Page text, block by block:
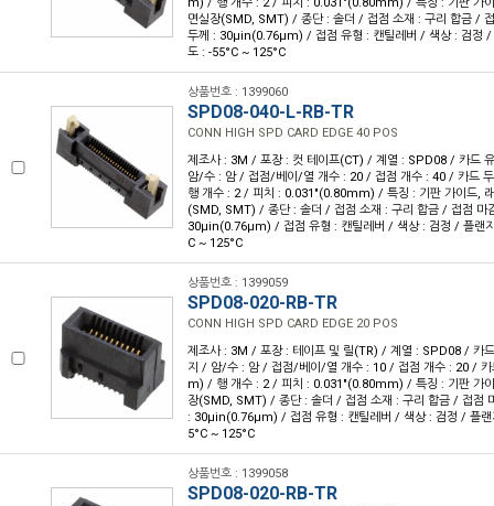
면실장(SMD, SMT) / 종단 : 솔더 / 접점 소재 : 구리 합금 /
두께 : 30µin(0.76µm) / 접점 유형 : 캔틸레버 / 색상 : 검정 /
도 : -55°C ~ 125°C
상품번호 : 1399060
SPD08-040-L-RB-TR
CONN HIGH SPD CARD EDGE 40 POS
제조사 : 3M / 포장 : 컷 테이프(CT) / 계열 : SPD08 / 카드
암/수 : 암 / 접점/베이/열 개수 : 20 / 접점 개수 : 40 / 카드
행 개수 : 2 / 피치 : 0.031"(0.80mm) / 특징 : 기판 가이드,
(SMD, SMT) / 종단 : 솔더 / 접점 소재 : 구리 합금 / 접점 마
30µin(0.76µm) / 접점 유형 : 캔틸레버 / 색상 : 검정 / 플랜
C ~ 125°C
상품번호 : 1399059
SPD08-020-RB-TR
CONN HIGH SPD CARD EDGE 20 POS
제조사 : 3M / 포장 : 테이프 및 릴(TR) / 계열 : SPD08 / 카
지 / 암/수 : 암 / 접점/베이/열 개수 : 10 / 접점 개수 : 20 /
m) / 행 개수 : 2 / 피치 : 0.031"(0.80mm) / 특징 : 기판 가
장(SMD, SMT) / 종단 : 솔더 / 접점 소재 : 구리 합금 / 접점
: 30µin(0.76µm) / 접점 유형 : 캔틸레버 / 색상 : 검정 / 플랜
5°C ~ 125°C
상품번호 : 1399058
SPD08-020-RB-TR